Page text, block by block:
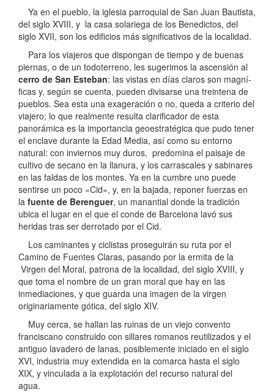
Ya en el pueblo, la iglesia parroquial de San Juan Bautista,
del siglo XVIII, y la casa solariega de los Benedictos, del
siglo XVII, son los edificios más significativos de la localidad.
Para los viajeros que dispongan de tiempo y de buenas
piernas, o de un todoterreno, les sugerimos la ascensión al
cerro de San Esteban: las vistas en dí­as claros son magní­
ficas y, según se cuenta, pueden divisarse una treintena de
pueblos. Sea esta una exageración o no, queda a criterio del
viajero; lo que realmente resulta clarificador de esta
panorámica es la importancia geoestratégica que pudo tener
el enclave durante la Edad Media, así­ como su entorno
natural: con inviernos muy duros, predomina el paisaje de
cultivo de secano en la llanura, y los carrascales y sabinares
en las faldas de los montes. Ya en la cumbre uno puede
sentirse un poco «Cid», y, en la bajada, reponer fuerzas en
la fuente de Berenguer, un manantial donde la tradición
ubica el lugar en el que el conde de Barcelona lavó sus
heridas tras ser derrotado por el Cid.
Los caminantes y ciclistas proseguirán su ruta por el
Camino de Fuentes Claras, pasando por la ermita de la
Virgen del Moral, patrona de la localidad, del siglo XVIII, y
que toma el nombre de un gran moral que hay en las
inmediaciones, y que guarda una imagen de la virgen
originariamente gótica, del siglo XIV.
Muy cerca, se hallan las ruinas de un viejo convento
franciscano construido con sillares romanos reutilizados y el
antiguo lavadero de lanas, posiblemente iniciado en el siglo
XVI, industria muy extendida en la comarca hasta el siglo
XIX, y vinculada a la explotación del recurso natural del
agua.